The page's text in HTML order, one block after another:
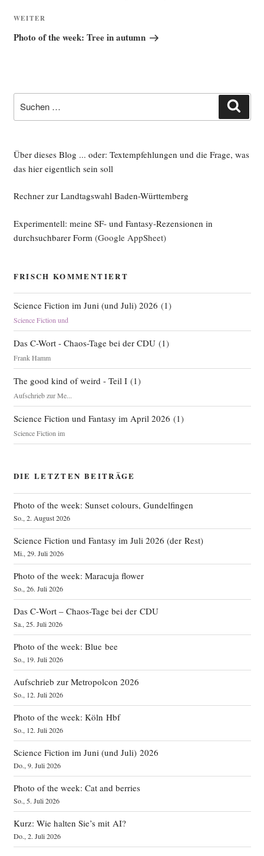
Nächster
Beitrag
WEITER
Photo of the week: Tree in autumn
nach:
Über dieses Blog ... oder: Textempfehlungen und die Frage, was
das hier eigentlich sein soll
Rechner zur Landtagswahl Baden-Württemberg
Experimentell: meine SF- und Fantasy-Rezensionen in
durchsuchbarer Form (Google AppSheet)
FRISCH KOMMENTIERT
Science Fiction im Juni (und Juli) 2026 (1)
Science Fiction und
Das C-Wort - Chaos-Tage bei der CDU(1)
Frank Hamm
The good kind of weird - Teil I(1)
Aufschrieb zur Me...
Science Fiction und Fantasy im April 2026 (1)
Science Fiction im
DIE LETZTEN BEITRÄGE
Photo of the week: Sunset colours, Gundelfingen
So., 2. August 2026
Science Fiction und Fantasy im Juli 2026 (der Rest)
Mi., 29. Juli 2026
Photo of the week: Maracuja flower
So., 26. Juli 2026
Das C‑Wort – Chaos-Tage bei der CDU
Sa., 25. Juli 2026
Photo of the week: Blue bee
So., 19. Juli 2026
Aufschrieb zur Metropolcon 2026
So., 12. Juli 2026
Photo of the week: Köln Hbf
So., 12. Juli 2026
Science Fiction im Juni (und Juli) 2026
Do., 9. Juli 2026
Photo of the week: Cat and berries
So., 5. Juli 2026
Kurz: Wie halten Sie’s mit AI?
Do., 2. Juli 2026